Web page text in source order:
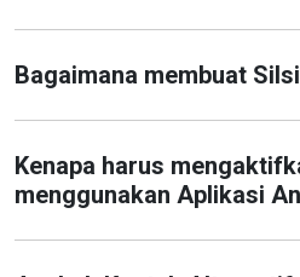
Bagaimana membuat
Kenapa harus
menggunakan Aplikasi